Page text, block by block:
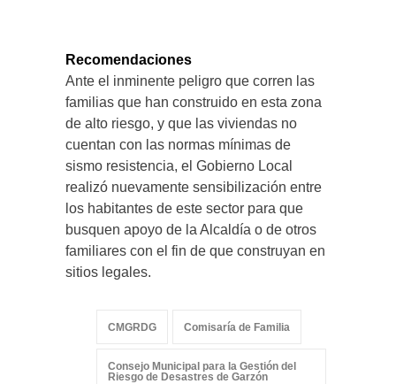
Recomendaciones
Ante el inminente peligro que corren las
familias que han construido en esta zona
de alto riesgo, y que las viviendas no
cuentan con las normas mínimas de
sismo resistencia, el Gobierno Local
realizó nuevamente sensibilización entre
los habitantes de este sector para que
busquen apoyo de la Alcaldía o de otros
familiares con el fin de que construyan en
sitios legales.
CMGRDG Comisaría de Familia
Consejo Municipal para la Gestión del
Riesgo de Desastres de Garzón